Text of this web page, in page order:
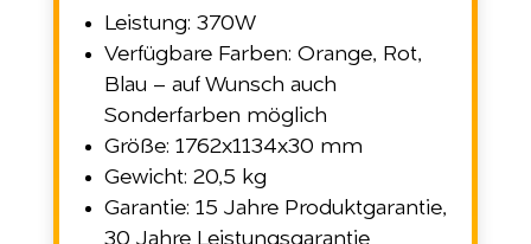
Leistung: 370W
Verfügbare Farben: Orange, Rot,
Blau – auf Wunsch auch
Sonderfarben möglich
Größe: 1762x1134x30 mm
Gewicht: 20,5 kg
Garantie: 15 Jahre Produktgarantie,
30 Jahre Leistungsgarantie